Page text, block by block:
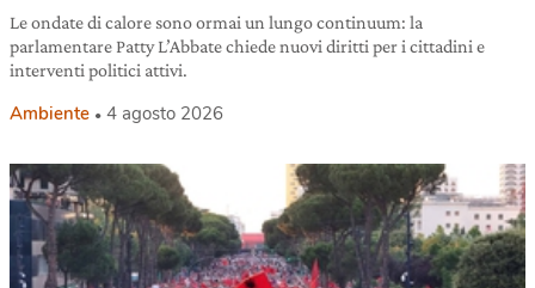
Le ondate di calore sono ormai un lungo continuum: la
parlamentare Patty L’Abbate chiede nuovi diritti per i cittadini e
interventi politici attivi.
Ambiente 4 agosto 2026